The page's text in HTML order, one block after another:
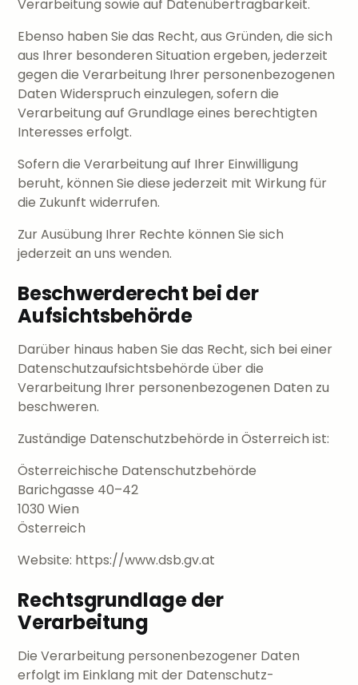
Verarbeitung sowie auf Datenübertragbarkeit.
Ebenso haben Sie das Recht, aus Gründen, die sich
aus Ihrer besonderen Situation ergeben, jederzeit
gegen die Verarbeitung Ihrer personenbezogenen
Daten Widerspruch einzulegen, sofern die
Verarbeitung auf Grundlage eines berechtigten
Interesses erfolgt.
Sofern die Verarbeitung auf Ihrer Einwilligung
beruht, können Sie diese jederzeit mit Wirkung für
die Zukunft widerrufen.
Zur Ausübung Ihrer Rechte können Sie sich
jederzeit an uns wenden.
Beschwerderecht bei der
Aufsichtsbehörde
Darüber hinaus haben Sie das Recht, sich bei einer
Datenschutzaufsichtsbehörde über die
Verarbeitung Ihrer personenbezogenen Daten zu
beschweren.
Zuständige Datenschutzbehörde in Österreich ist:
Österreichische Datenschutzbehörde
Barichgasse 40–42
1030 Wien
Österreich
Website: https://www.dsb.gv.at
Rechtsgrundlage der
Verarbeitung
Die Verarbeitung personenbezogener Daten
erfolgt im Einklang mit der Datenschutz-